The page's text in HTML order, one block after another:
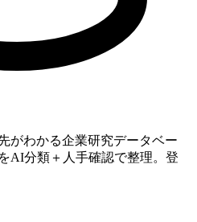
がわかる企業研究データベー
AI分類＋人手確認で整理。登